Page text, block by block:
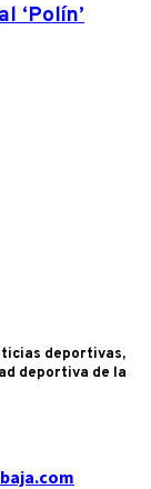
‘Polín’
deportivas,
deportiva de la